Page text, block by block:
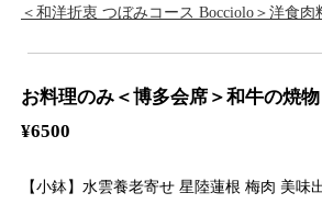
＜和洋折衷 つぼみコース Bocciolo＞洋食肉
お料理のみ＜博多会席＞和牛の焼
¥6500
【小鉢】水雲養老寄せ 星陸蓮根 梅肉 美味